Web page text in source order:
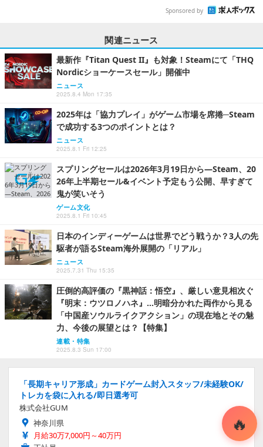
Sponsored by
関連ニュース
最新作『Titan Quest II』も対象！Steamにて「THQ
Nordicショーケースセール」開催中
ニュース
2025.8.4 Mon 17:35
2025年は「協力プレイ」がゲーム市場を席捲─Steam
で成功する3つのポイントとは？
ニュース
2025.8.1 Fri 12:25
スプリングセールは2026年3月19日から―Steam、20
26年上半期セール&イベント予定もう公開、早すぎて
鬼が笑いそう
ゲーム文化
2025.8.1 Fri 10:45
日本のインディーゲームは世界でどう戦うか？3人の先
駆者が語るSteam海外展開の「リアル」
ニュース
2025.7.31 Thu 15:35
圧倒的高評価の『黒神話：悟空』、厳しい意見相次ぐ
『明末：ウツロノハネ』…明暗分かれた両作から見る
「中国産ソウルライクアクション」の現在地とその魅
力、今後の展望とは？【特集】
連載・特集
2025.8.3 Sun 17:00
「長期キャリア形成」カードゲーム封入スタッフ/未経験OK/
トレカを袋に入れる/即日選考可
株式会社GUM
神奈川県
月給30万7,000円～40万円